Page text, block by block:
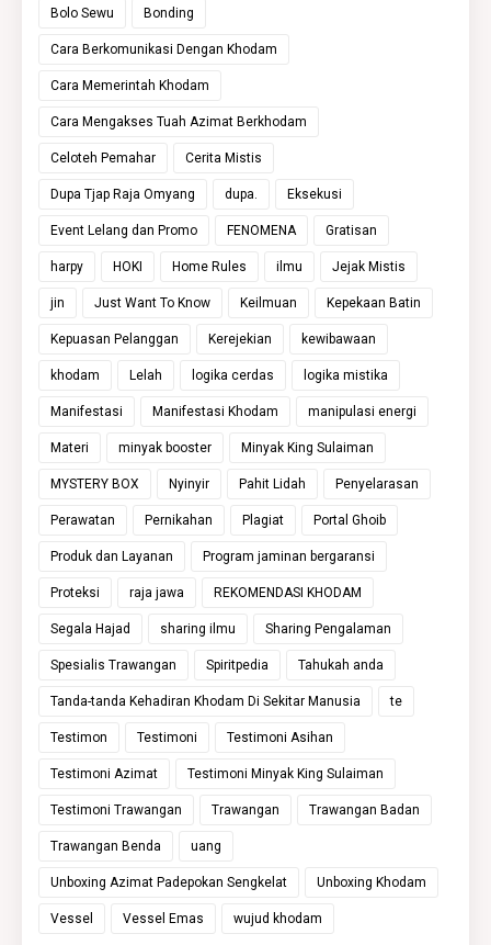
Bolo Sewu Bonding
Cara Berkomunikasi Dengan Khodam
Cara Memerintah Khodam
Cara Mengakses Tuah Azimat Berkhodam
Celoteh Pemahar Cerita Mistis
Dupa Tjap Raja Omyang dupa. Eksekusi
Event Lelang dan Promo FENOMENA Gratisan
harpy HOKI Home Rules ilmu Jejak Mistis
jin Just Want To Know Keilmuan Kepekaan Batin
Kepuasan Pelanggan Kerejekian kewibawaan
khodam Lelah logika cerdas logika mistika
Manifestasi Manifestasi Khodam manipulasi energi
Materi minyak booster Minyak King Sulaiman
MYSTERY BOX Nyinyir Pahit Lidah Penyelarasan
Perawatan Pernikahan Plagiat Portal Ghoib
Produk dan Layanan Program jaminan bergaransi
Proteksi raja jawa REKOMENDASI KHODAM
Segala Hajad sharing ilmu Sharing Pengalaman
Spesialis Trawangan Spiritpedia Tahukah anda
Tanda-tanda Kehadiran Khodam Di Sekitar Manusia te
Testimon Testimoni Testimoni Asihan
Testimoni Azimat Testimoni Minyak King Sulaiman
Testimoni Trawangan Trawangan Trawangan Badan
Trawangan Benda uang
Unboxing Azimat Padepokan Sengkelat Unboxing Khodam
Vessel Vessel Emas wujud khodam